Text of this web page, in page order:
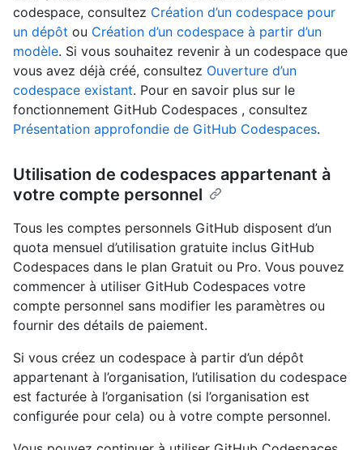
codespace, consultez Création d’un codespace pour
un dépôt ou Création d’un codespace à partir d’un
modèle. Si vous souhaitez revenir à un codespace que
vous avez déjà créé, consultez Ouverture d’un
codespace existant. Pour en savoir plus sur le
fonctionnement GitHub Codespaces , consultez
Présentation approfondie de GitHub Codespaces.
Utilisation de codespaces appartenant à
votre compte personnel
Tous les comptes personnels GitHub disposent d’un
quota mensuel d’utilisation gratuite inclus GitHub
Codespaces dans le plan Gratuit ou Pro. Vous pouvez
commencer à utiliser GitHub Codespaces votre
compte personnel sans modifier les paramètres ou
fournir des détails de paiement.
Si vous créez un codespace à partir d’un dépôt
appartenant à l’organisation, l’utilisation du codespace
est facturée à l’organisation (si l’organisation est
configurée pour cela) ou à votre compte personnel.